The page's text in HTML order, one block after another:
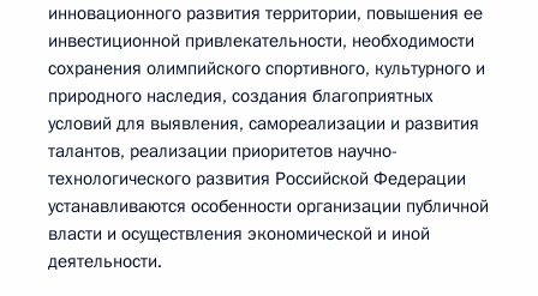
инновационного развития территории, повышения ее
инвестиционной привлекательности, необходимости
сохранения олимпийского спортивного, культурного и
природного наследия, создания благоприятных
условий для выявления, самореализации и развития
талантов, реализации приоритетов научно-
технологического развития Российской Федерации
устанавливаются особенности организации публичной
власти и осуществления экономической и иной
деятельности.